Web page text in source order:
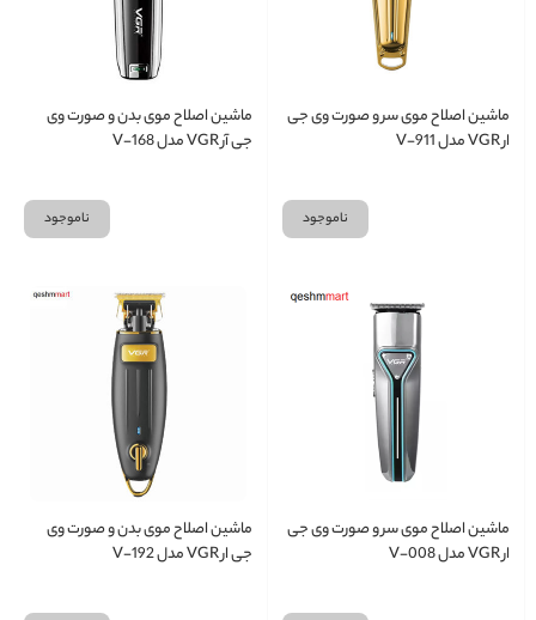
ماشین اصلاح موی سر و صورت وی جی
ار VGR مدل V-911
ناموجود
ماشین اصلاح موی بدن و صورت وی
جی آر VGR مدل V-168
ناموجود
ماشین اصلاح موی سر و صورت وی جی
ار VGR مدل V-008
ماشین اصلاح موی بدن و صورت وی
جی ار VGR مدل V-192